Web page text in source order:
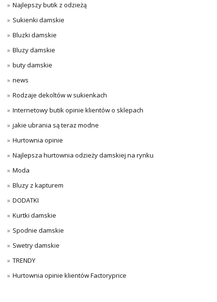
Najlepszy butik z odzieżą
Sukienki damskie
Bluzki damskie
Bluzy damskie
buty damskie
news
Rodzaje dekoltów w sukienkach
Internetowy butik opinie klientów o sklepach
jakie ubrania są teraz modne
Hurtownia opinie
Najlepsza hurtownia odzieży damskiej na rynku
Moda
Bluzy z kapturem
DODATKI
Kurtki damskie
Spodnie damskie
Swetry damskie
TRENDY
Hurtownia opinie klientów Factoryprice